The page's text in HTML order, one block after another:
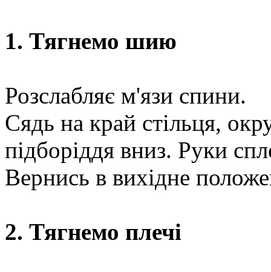
1. Тягнемо шию
Розслабляє м'язи спини.
Сядь на край стільця,
підборіддя вниз. Руки
Вернись в вихідне
2. Тягнемо плечі